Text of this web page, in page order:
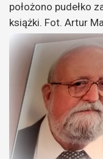
położono pudełko
książki. Fot. Artur